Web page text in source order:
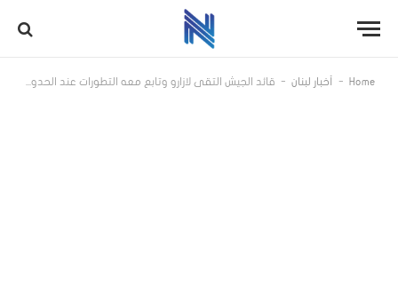
Home
- أخبار لبنان - قائد الجيش التقى لازارو وتابع معه التطورات عند الحدود الجنوبية